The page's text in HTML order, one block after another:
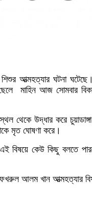
আত্মহত্যার ঘটনা
মাহিন আজ সোমবার
থেকে উদ্ধার করে
মৃত ঘোষণা করে।
বিষয়ে কেউ কিছু বলতে
আলম খান আত্মহত্যার